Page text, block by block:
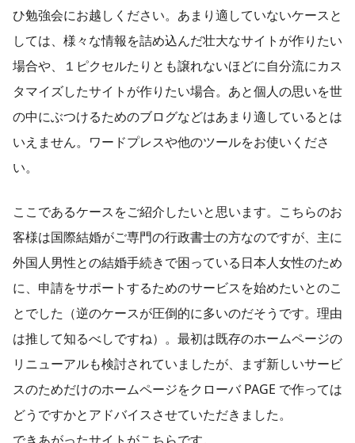
ひ勉強会にお越しください。あまり適していないケースと
しては、様々な情報を詰め込んだ壮大なサイトが作りたい
場合や、１ピクセルたりとも譲れないほどに自分流にカス
タマイズしたサイトが作りたい場合。あと個人の思いを世
の中にぶつけるためのブログなどはあまり適しているとは
いえません。ワードプレスや他のツールをお使いくださ
い。
ここであるケースをご紹介したいと思います。こちらのお
客様は国際結婚がご専門の行政書士の方なのですが、主に
外国人男性との結婚手続きで困っている日本人女性のため
に、申請をサポートするためのサービスを始めたいとのこ
とでした（逆のケースが圧倒的に多いのだそうです。理由
は推して知るべしですね）。最初は既存のホームページの
リニューアルも検討されていましたが、まず新しいサービ
スのためだけのホームページをクローバ PAGE で作っては
どうですかとアドバイスさせていただきました。